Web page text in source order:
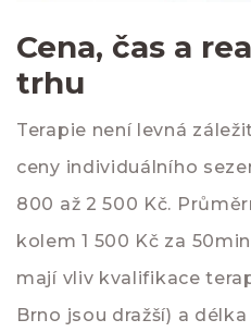
Cena, čas a
trhu
Terapie není levná
ceny individuálního
800 až 2 500 Kč.
kolem 1 500 Kč za
mají vliv kvalifikace
Brno jsou dražší) a délka